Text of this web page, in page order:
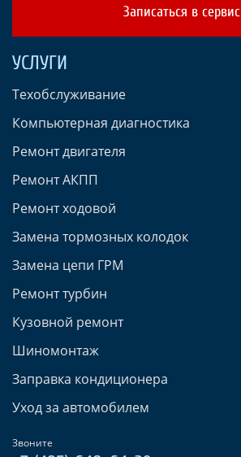
Записаться в сервис
УСЛУГИ
Техобслуживание
Компьютерная диагностика
Ремонт двигателя
Ремонт АКПП
Ремонт ходовой
Замена тормозных колодок
Замена цепи ГРМ
Ремонт турбин
Кузовной ремонт
Шиномонтаж
Заправка кондиционера
Уход за автомобилем
Звоните